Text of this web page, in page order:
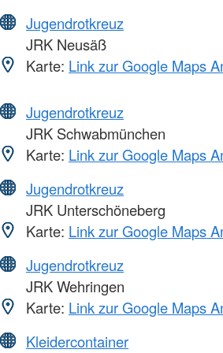
Jugendrotkreuz
JRK Neusäß
Karte: Link zur Google Maps
Jugendrotkreuz
JRK Schwabmünchen
Karte: Link zur Google Maps
Jugendrotkreuz
JRK Unterschöneberg
Karte: Link zur Google Maps
Jugendrotkreuz
JRK Wehringen
Karte: Link zur Google Maps
Kleidercontainer